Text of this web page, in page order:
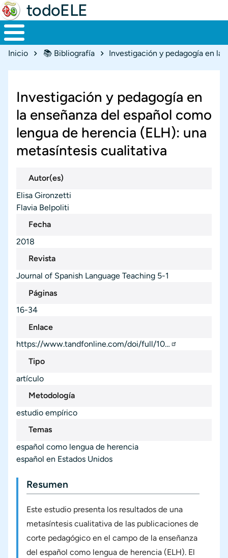
todoELE
Ruta de navegación
Inicio 📚 Bibliografía
Investigación y pedagogía en
la enseñanza del español como
lengua de herencia (ELH): una
metasíntesis cualitativa
Autor(es)
Elisa Gironzetti
Flavia Belpoliti
Fecha
2018
Revista
Journal of Spanish Language Teaching 5-1
Páginas
16-34
Enlace
https://www.tandfonline.com/doi/full/10…
Tipo
artículo
Metodología
estudio empírico
Temas
español como lengua de herencia
español en Estados Unidos
Resumen
Este estudio presenta los resultados de una
metasíntesis cualitativa de las publicaciones de
corte pedagógico en el campo de la enseñanza
del español como lengua de herencia (ELH). El